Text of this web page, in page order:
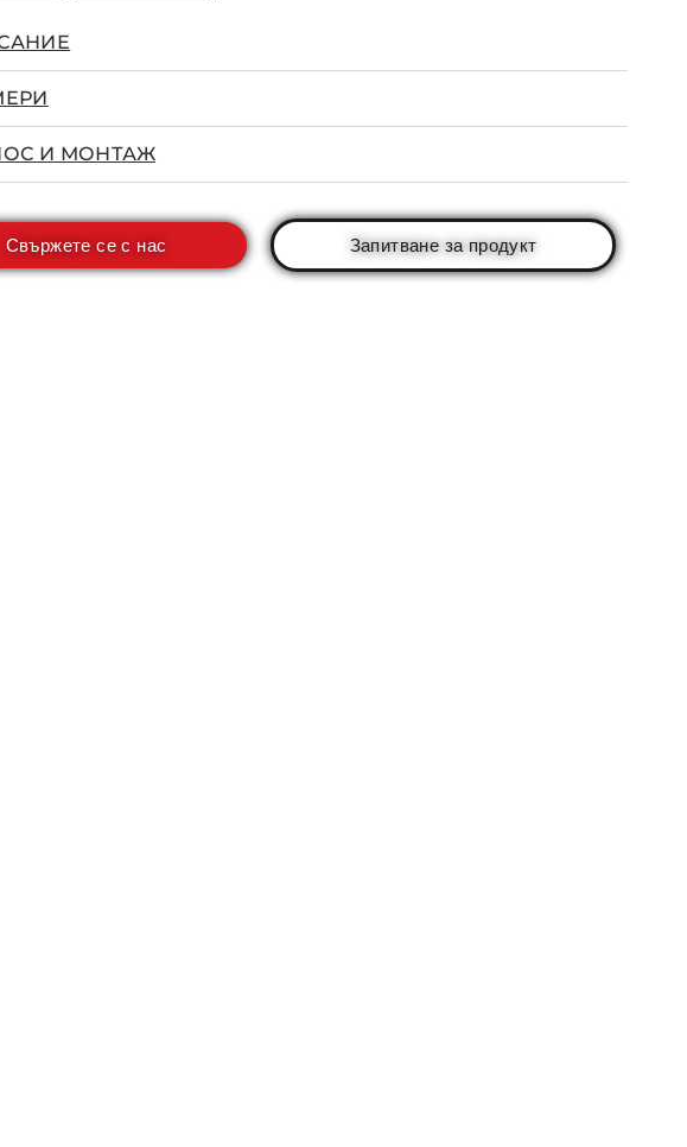
И МОНТАЖ
Свържете се с нас Запитване за продукт